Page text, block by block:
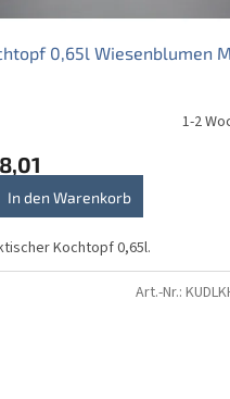
0,65l Wiesenblumen
1-2
In den Warenkorb
Kochtopf 0,65l.
Art.-Nr.: